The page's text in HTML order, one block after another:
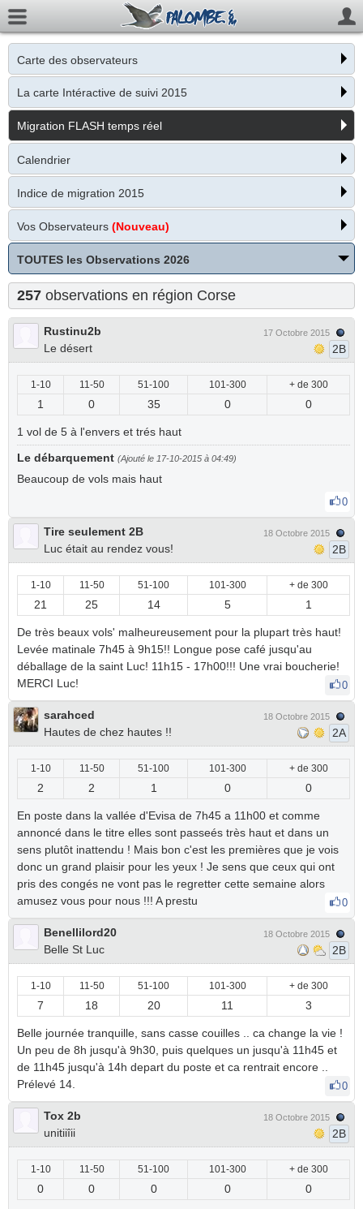
Carte des observateurs
La carte Intéractive de suivi 2015
Migration FLASH temps réel
Calendrier
Indice de migration 2015
Vos Observateurs (Nouveau)
TOUTES les Observations 2026
257 observations en région Corse
Rustinu2b
Le désert
17 Octobre 2015
2B
1-10 11-50 51-100 101-300 + de 300
1 0 35 0 0
1 vol de 5 à l'envers et trés haut
Le débarquement (Ajouté le 17-10-2015 à 04:49)
Beaucoup de vols mais haut
0
Tire seulement 2B
Luc était au rendez vous!
18 Octobre 2015
2B
1-10 11-50 51-100 101-300 + de 300
21 25 14 5 1
De très beaux vols' malheureusement pour la plupart très haut!
Levée matinale 7h45 à 9h15!! Longue pose café jusqu'au
déballage de la saint Luc! 11h15 - 17h00!!! Une vrai boucherie!
MERCI Luc!
0
sarahced
Hautes de chez hautes !!
18 Octobre 2015
2A
1-10 11-50 51-100 101-300 + de 300
2 2 1 0 0
En poste dans la vallée d'Evisa de 7h45 a 11h00 et comme
annoncé dans le titre elles sont passeés très haut et dans un
sens plutôt inattendu ! Mais bon c'est les premières que je vois
donc un grand plaisir pour les yeux ! Je sens que ceux qui ont
pris des congés ne vont pas le regretter cette semaine alors
amusez vous pour nous !!! A prestu
0
Benellilord20
Belle St Luc
18 Octobre 2015
2B
1-10 11-50 51-100 101-300 + de 300
7 18 20 11 3
Belle journée tranquille, sans casse couilles .. ca change la vie !
Un peu de 8h jusqu'à 9h30, puis quelques un jusqu'à 11h45 et
de 11h45 jusqu'à 14h depart du poste et ca rentrait encore ..
Prélevé 14.
0
Tox 2b
unitiiîii
18 Octobre 2015
2B
1-10 11-50 51-100 101-300 + de 300
0 0 0 0 0